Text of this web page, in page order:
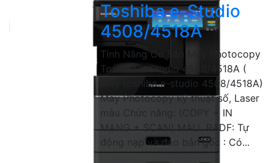
Toshiba e-Studio
4508/4518A
Tính Năng Cơ Bản Máy Photocopy
Toshiba e-Studio 4508/4518A (
Máy toshiba e-studio 4508/4518A)
Máy Photocopy kỹ thuật số, Laser
màu Chức năng: (COPY + IN
MẠNG + SCAN) MÀU RADF: Tự
động nạp và đảo bản gốc : Có...